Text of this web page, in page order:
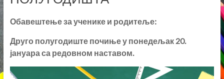
Обавештење за ученике и родитеље:
Друго полугодиште почиње у понедељак 20.
јануара са редовном наставом.